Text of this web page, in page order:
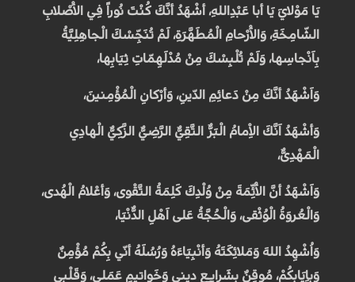
يَا مَوْلايَ يَا أبا عَبْدِاللهِ، أشْهَدُ أنَّكَ كُنْتَ نُوراً فِي الاَْصْلابِ
الشّامِخَةِ، وَالاَْرْحامِ الْمُطَهَّرَةِ، لَمْ تُنَجِّسْكَ الْجاهِلِيَّةُ
بِاَنْجاسِها، وَلَمْ تُلْبِسْكَ مِنْ مُدْلَهِمّاتِ ثِيَابِها،
وَاَشْهَدُ أنَّكَ مِنْ دَعائِمِ الدّينِ، وَأرْكانِ الْمُؤْمِنينَ،
وَأشْهَدُ اَنَّكَ الاِْمامُ الْبَرُّ التَّقِيُّ الرَّضِيُّ الزَّكِيُّ الْهادِي
الْمَهْدِىُّ،
وَاَشْهَدُ أنَّ الاَْئِّمَةَ مِنْ وُلْدِكَ كَلِمَةُ التَّقْوى، وَأعْلامُ الْهُدى،
وَالْعُروَةُ الْوُثْقى، وَالْحُجَّةُ عَلى اَهْلِ الدُّنْيَا،
وَاُشْهِدُ اللهَ وَمَلائِكَتَهُ وَأنْبِيَاءَهُ وَرُسُلَهُ أنّي بِكُمْ مُؤْمِنٌ
وَبِاِيَابِكُمْ، مُوقِنٌ بِشَرايـِعِ ديني وَخَواتيمِ عَمَلي، وَقَلْبي